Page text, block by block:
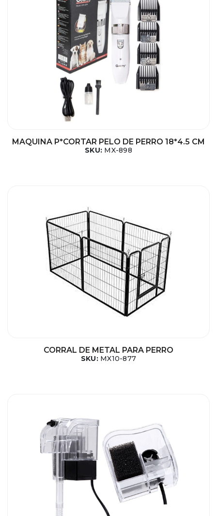
MAQUINA P*CORTAR PELO DE PERRO 18*4.5 CM
SKU: MX-898
CORRAL DE METAL PARA PERRO
SKU: MX10-877